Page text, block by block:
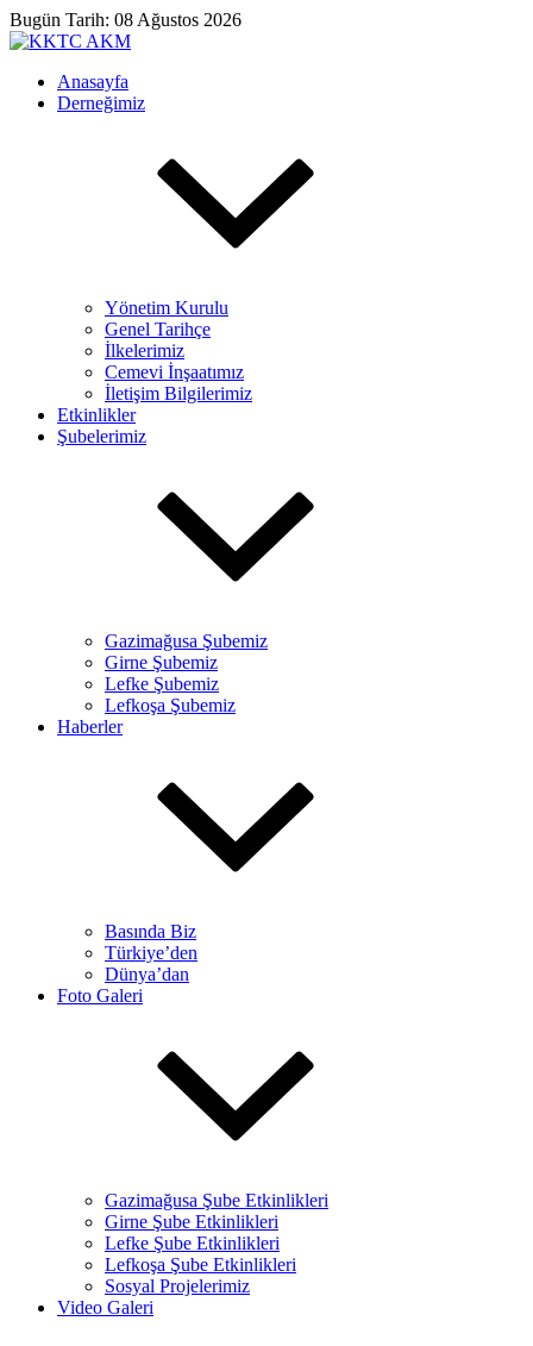
Bugün Tarih: 08 Ağustos 2026
Anasayfa
Derneğimiz
Yönetim Kurulu
Genel Tarihçe
İlkelerimiz
Cemevi İnşaatımız
İletişim Bilgilerimiz
Etkinlikler
Şubelerimiz
Gazimağusa Şubemiz
Girne Şubemiz
Lefke Şubemiz
Lefkoşa Şubemiz
Haberler
Basında Biz
Türkiye’den
Dünya’dan
Foto Galeri
Gazimağusa Şube Etkinlikleri
Girne Şube Etkinlikleri
Lefke Şube Etkinlikleri
Lefkoşa Şube Etkinlikleri
Sosyal Projelerimiz
Video Galeri